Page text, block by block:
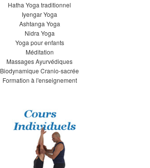
Hatha Yoga traditionnel
Iyengar Yoga
Ashtanga Yoga
Nidra Yoga
Yoga pour enfants
Méditation
Massages Ayurvédiques
Biodynamique Cranio-sacrée
Formation à l'enseignement